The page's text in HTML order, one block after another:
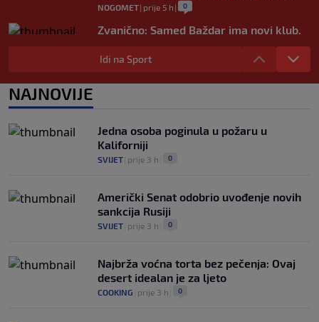
NOGOMET| prije 5 h | 0
Zvanično: Samed Baždar ima novi klub,
zadužio broj sa velikom "težinom"
NOGOMET|prije 8 h
Prije nekoliko godina zaludjela je
Idi na Sport
NAJNOVIJE
Jedna osoba poginula u požaru u
Kaliforniji
SVIJET prije 3 h 0
Američki Senat odobrio uvođenje novih
sankcija Rusiji
SVIJET prije 3 h 0
Najbrža voćna torta bez pečenja: Ovaj
desert idealan je za ljeto
COOKING prije 3 h 0